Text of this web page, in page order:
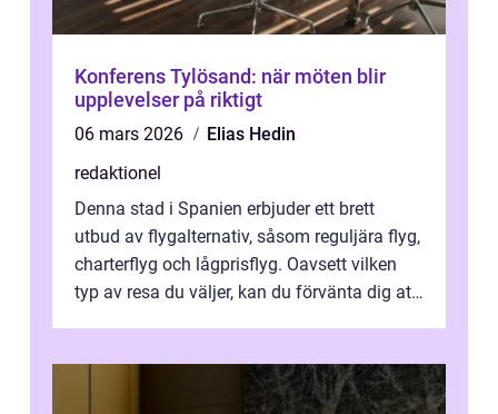
Konferens Tylösand: när möten blir
upplevelser på riktigt
06 mars 2026
Elias Hedin
redaktionel
Denna stad i Spanien erbjuder ett brett
utbud av flygalternativ, såsom reguljära flyg,
charterflyg och lågprisflyg. Oavsett vilken
typ av resa du väljer, kan du förvänta dig att